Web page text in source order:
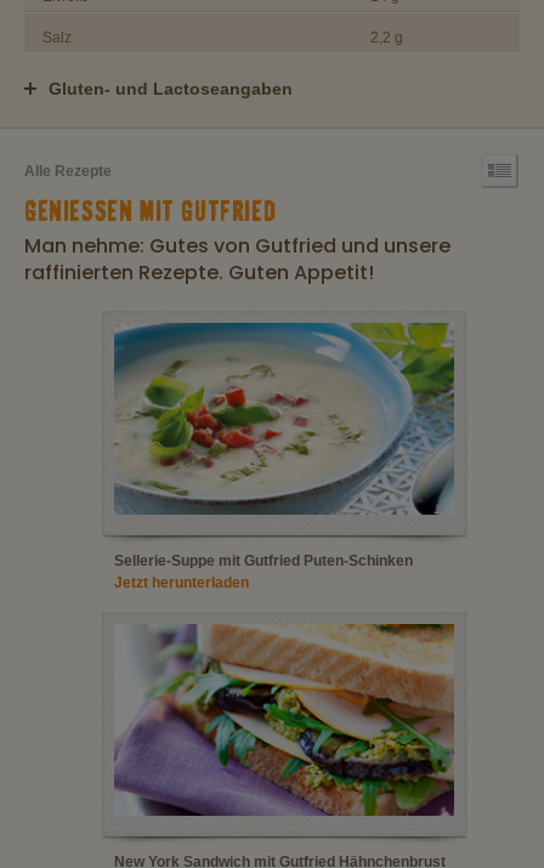
Salz 2,2 g
Gluten- und Lactoseangaben
Alle Rezepte
GENIESSEN MIT GUTFRIED
Man nehme: Gutes von Gutfried und unsere
raffinierten Rezepte. Guten Appetit!
Sellerie-Suppe mit Gutfried Puten-Schinken
Jetzt herunterladen
New York Sandwich mit Gutfried Hähnchenbrust